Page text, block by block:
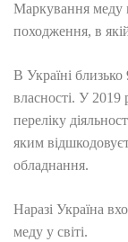
Маркування меду
походження, в
В Україні
власності. У 2019
переліку
яким
обладнання.
Наразі Україна
меду у світі.